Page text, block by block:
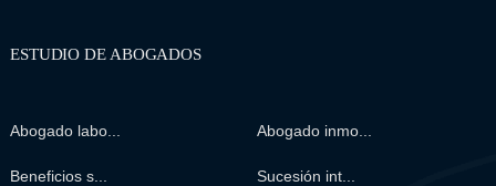
ESTUDIO DE ABOGADOS
Abogado labo... Abogado inmo...
Beneficios s... Sucesión int...